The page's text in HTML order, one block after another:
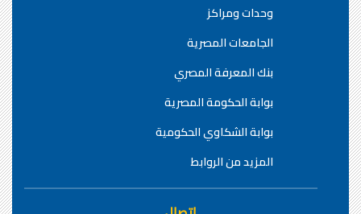
وحدات ومراكز
الجامعات المصرية
بنك المعرفة المصري
بوابة الحكومة المصرية
بوابة الشكاوي الحكومية
المزيد من الروابط